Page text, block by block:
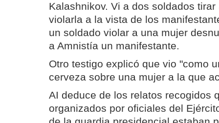
Kalashnikov. Vi a dos soldados
violarla a la vista de los
un soldado violar a una mujer
a Amnistía un manifestante.
Otro testigo explicó que vio "como
cerveza sobre una mujer a la que
AI deduce de los relatos recogidos
organizados por oficiales del